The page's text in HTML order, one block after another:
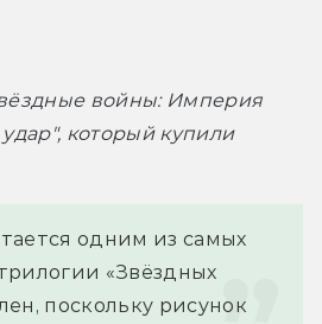
войны: Империя
который купили
одним из самых
«Звёздных
поскольку рисунок